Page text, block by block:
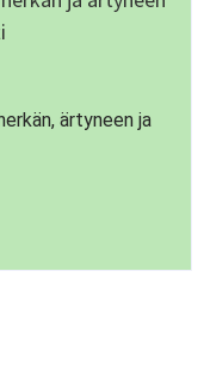
ärtyneen ja